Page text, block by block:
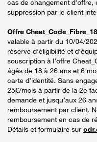
cas de changement d'offre,
suppression par le client
Offre
valable à partir du 10/04/
réserve d’éligibilité et
souscription à l’offre
âgés de 18 à 26 ans et 6
carte d’identité. Sans
25€/mois à partir de la 2e
demande et jusqu’aux 26
remboursement par client.
remboursement en cas de
Détails et formulaire sur